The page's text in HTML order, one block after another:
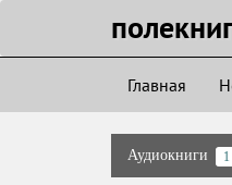
Главная
Аудиокниги 1